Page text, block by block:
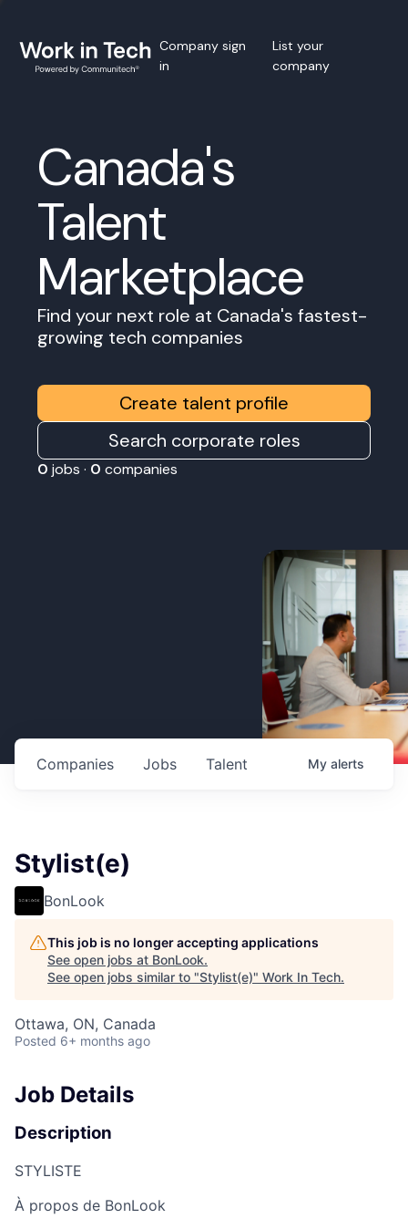
Company sign
in
List your
company
Canada's
Talent
Marketplace
Find your next role at Canada's fastest-
growing tech companies
Create talent profile
Search corporate roles
0 jobs · 0 companies
Jobs
Companies Talent My alerts
Stylist(e)
BonLook
This job is no longer accepting applications
See open jobs at BonLook.
See open jobs similar to "Stylist(e)" Work In Tech.
Ottawa, ON, Canada
Posted 6+ months ago
Job Details
Description
STYLISTE
À propos de BonLook